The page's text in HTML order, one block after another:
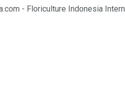
- Floriculture Indonesia